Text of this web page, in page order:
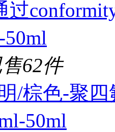
62件
/棕色-聚
50ml